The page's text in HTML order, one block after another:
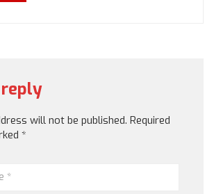
reply
will not be published. Required
*